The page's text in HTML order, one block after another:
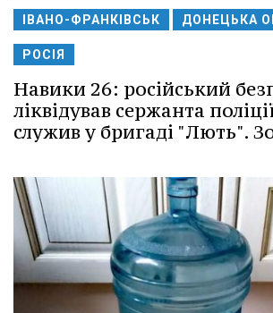
ІВАНО-ФРАНКІВСЬК ДОНЕЦЬКА
РОСІЯ
Навики 26: російський
ліквідував сержанта
служив у бригаді "Лють".